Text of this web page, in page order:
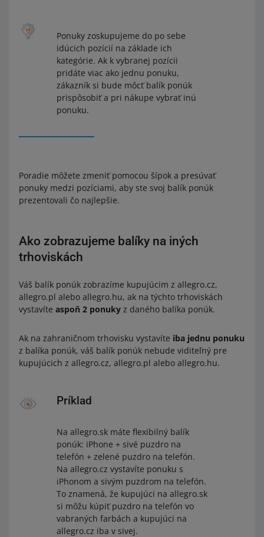
Ponuky zoskupujeme do po sebe
idúcich pozícií na základe ich
kategórie. Ak k vybranej pozícii
pridáte viac ako jednu ponuku,
zákazník si bude môcť balík ponúk
prispôsobiť a pri nákupe vybrať inú
ponuku.
Poradie môžete zmeniť pomocou šípok a presúvať
ponuky medzi pozíciami, aby ste svoj balík ponúk
prezentovali čo najlepšie.
Ako zobrazujeme balíky na iných
trhoviskách
Váš balík ponúk zobrazíme kupujúcim z allegro.cz,
allegro.pl alebo allegro.hu, ak na týchto trhoviskách
vystavíte aspoň 2 ponuky z daného balíka ponúk.
Ak na zahraničnom trhovisku vystavíte iba jednu ponuku
z balíka ponúk, váš balík ponúk nebude viditeľný pre
kupujúcich z allegro.cz, allegro.pl alebo allegro.hu.
Príklad
Na allegro.sk máte flexibilný balík
ponúk: iPhone + sivé puzdro na
telefón + zelené puzdro na telefón.
Na allegro.cz vystavíte ponuku s
iPhonom a sivým puzdrom na telefón.
To znamená, že kupujúci na allegro.sk
si môžu kúpiť puzdro na telefón vo
vabraných farbách a kupujúci na
allegro.cz iba v sivej.